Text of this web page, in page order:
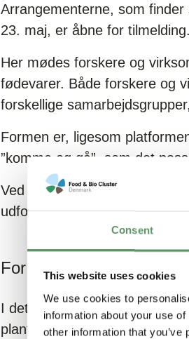
Consent
This website uses cookies
We use cookies to
information about your use
other information that
Arrangementerne, som
23. maj, er åbne for tilmelding.
Her mødes forskere og
fødevarer. Både forskere og
forskellige
Formen er, ligesom
”komme og gå”, som det
Ved arrangementerne får
udfordringer for et
For virksomheder
I dette første arrangement
plantebaserede produkter,